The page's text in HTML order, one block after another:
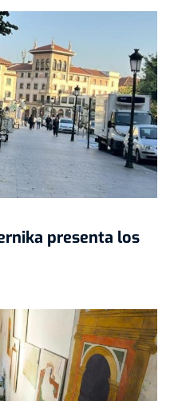
presenta los